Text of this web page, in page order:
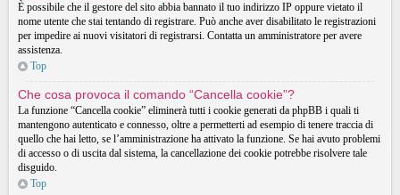
È possibile che il gestore del sito abbia bannato il tuo indirizzo IP oppure vietato il
nome utente che stai tentando di registrare. Può anche aver disabilitato le registrazioni
per impedire ai nuovi visitatori di registrarsi. Contatta un amministratore per avere
assistenza.
Top
Che cosa provoca il comando “Cancella cookie”?
La funzione “Cancella cookie” eliminerà tutti i cookie generati da phpBB i quali ti
mantengono autenticato e connesso, oltre a permetterti ad esempio di tenere traccia di
quello che hai letto, se l’amministrazione ha attivato la funzione. Se hai avuto problemi
di accesso o di uscita dal sistema, la cancellazione dei cookie potrebbe risolvere tale
disguido.
Top